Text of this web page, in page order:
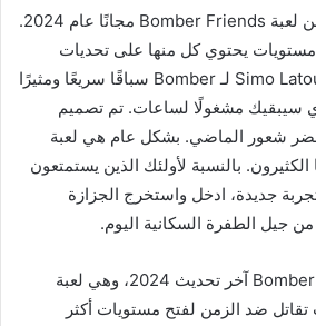
قم بتنزيل أحدث إصدار من لعبة Bomber Friends مجانًا عام 2024.
يحتوي كل منها على تحديات
فريدة من نوعها. يقدم Simo Latour لـ Bomber سباقًا سريعًا ومثيرًا
سيبقيك مشغولًا لساعات. تم تصميم
شعور الماضي. بشكل عام هي لعبة
بالنسبة لأولئك الذين يستمتعون
جديدة، ادخل واستخرج الجزازة
جيل الطفرة السكانية اليوم.
قم بتنزيل لعبة Bomber Friends آخر تحديث 2024، وهي لعبة
ضد الزمن لفتح مستويات أكثر